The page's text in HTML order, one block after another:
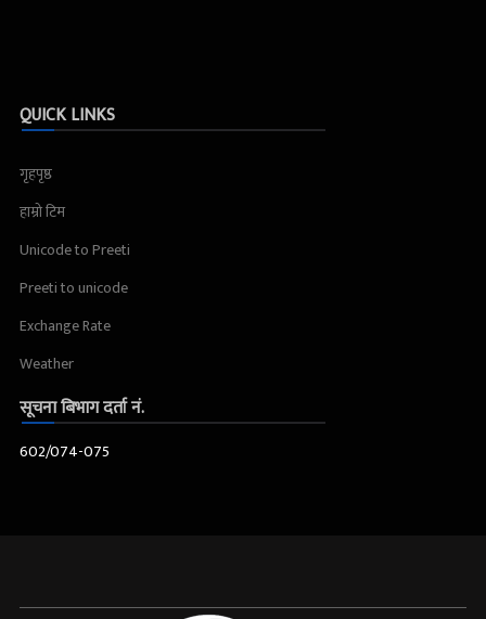
QUICK LINKS
गृहपृष्ठ
हाम्रो टिम
Unicode to Preeti
Preeti to unicode
Exchange Rate
Weather
सूचना बिभाग दर्ता नं.
602/074-075